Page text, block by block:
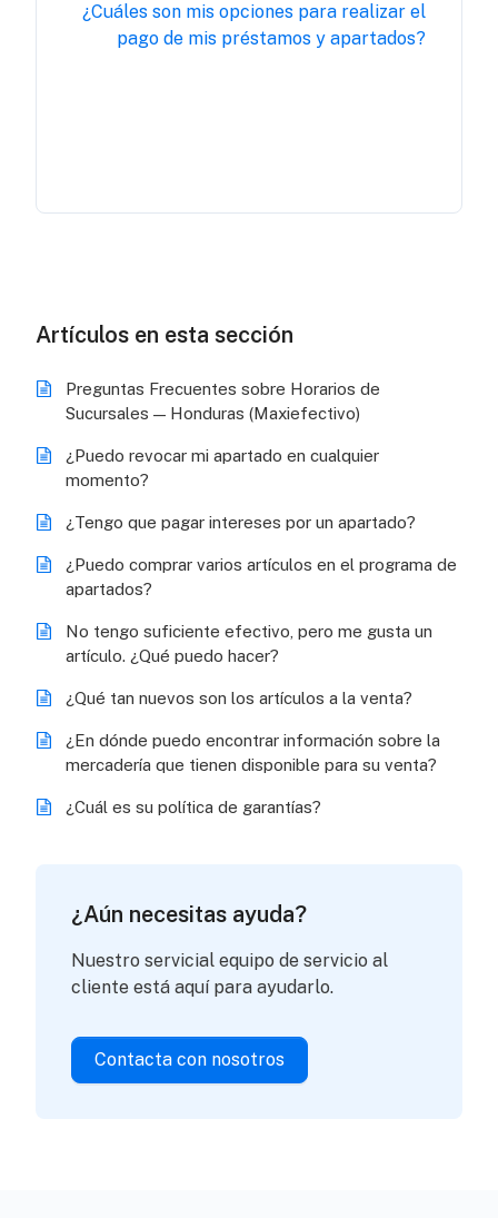
¿Cuáles son mis opciones para realizar el
pago de mis préstamos y apartados?
Artículos en esta sección
Preguntas Frecuentes sobre Horarios de
Sucursales — Honduras (Maxiefectivo)
¿Puedo revocar mi apartado en cualquier
momento?
¿Tengo que pagar intereses por un apartado?
¿Puedo comprar varios artículos en el programa de
apartados?
No tengo suficiente efectivo, pero me gusta un
artículo. ¿Qué puedo hacer?
¿Qué tan nuevos son los artículos a la venta?
¿En dónde puedo encontrar información sobre la
mercadería que tienen disponible para su venta?
¿Cuál es su política de garantías?
¿Aún necesitas ayuda?
Nuestro servicial equipo de servicio al
cliente está aquí para ayudarlo.
Contacta con nosotros